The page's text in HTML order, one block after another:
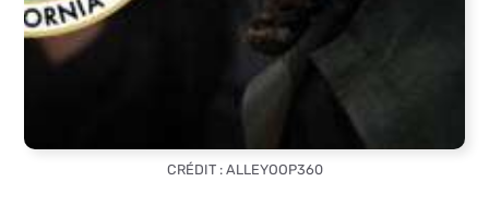
CRÉDIT : ALLEYOOP360